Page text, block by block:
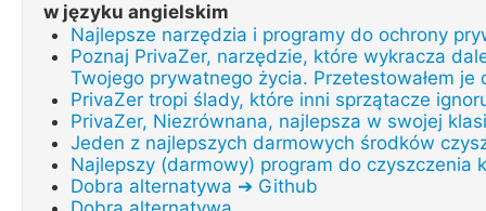
w języku angielskim
Najlepsze narzędzia i programy do ochrony
Poznaj PrivaZer, narzędzie, które wykracza
Twojego prywatnego życia. Przetestowałem je
PrivaZer tropi ślady, które inni sprzątacze
PrivaZer, Niezrównana, najlepsza w swojej
Jeden z najlepszych darmowych środków
Najlepszy (darmowy) program do czyszczenia
Dobra alternatywa ➔ Github